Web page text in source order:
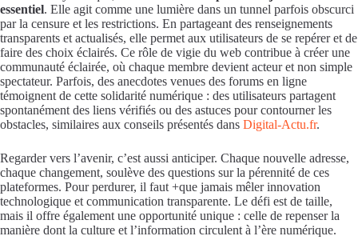
essentiel. Elle agit comme une lumière dans un tunnel parfois obscurci
par la censure et les restrictions. En partageant des renseignements
transparents et actualisés, elle permet aux utilisateurs de se repérer et de
faire des choix éclairés. Ce rôle de vigie du web contribue à créer une
communauté éclairée, où chaque membre devient acteur et non simple
spectateur. Parfois, des anecdotes venues des forums en ligne
témoignent de cette solidarité numérique : des utilisateurs partagent
spontanément des liens vérifiés ou des astuces pour contourner les
obstacles, similaires aux conseils présentés dans Digital-Actu.fr.
Regarder vers l’avenir, c’est aussi anticiper. Chaque nouvelle adresse,
chaque changement, soulève des questions sur la pérennité de ces
plateformes. Pour perdurer, il faut +que jamais mêler innovation
technologique et communication transparente. Le défi est de taille,
mais il offre également une opportunité unique : celle de repenser la
manière dont la culture et l’information circulent à l’ère numérique.